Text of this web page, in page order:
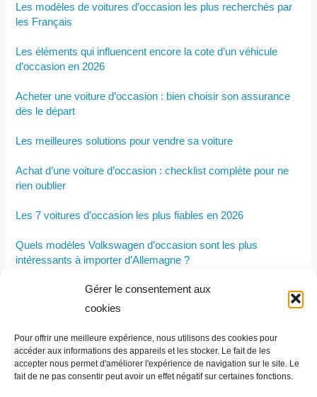
Gérer le consentement aux
cookies
Pour offrir une meilleure expérience, nous utilisons des cookies pour
accéder aux informations des appareils et les stocker. Le fait de les
accepter nous permet d'améliorer l'expérience de navigation sur le site. Le
fait de ne pas consentir peut avoir un effet négatif sur certaines fonctions.
Les modèles de voitures d’occasion les plus recherchés par
les Français
Les éléments qui influencent encore la cote d’un véhicule
d’occasion en 2026
Acheter une voiture d’occasion : bien choisir son assurance
dès le départ
Les meilleures solutions pour vendre sa voiture
Achat d’une voiture d’occasion : checklist complète pour ne
rien oublier
Les 7 voitures d’occasion les plus fiables en 2026
Quels modèles Volkswagen d’occasion sont les plus
intéressants à importer d’Allemagne ?
Les points à vérifier lorsqu’on opte pour la location longue
durée d’un utilitaire d’occasion
Comment acheter une voiture électrique à un prix avantageux
?